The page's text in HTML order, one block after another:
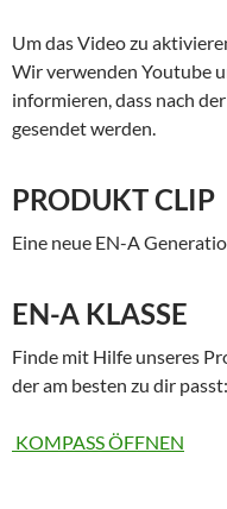
Um das Video zu
Wir verwenden Youtube
informieren, dass nach
gesendet werden.
PRODUKT CLIP
Eine neue EN-A
EN-A KLASSE
Finde mit Hilfe unseres
der am besten zu dir passt:
KOMPASS ÖFFNEN